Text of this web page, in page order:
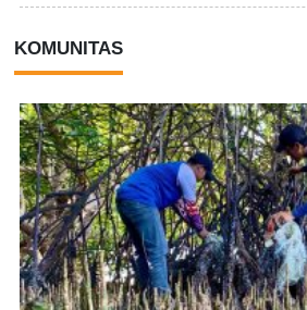
KOMUNITAS